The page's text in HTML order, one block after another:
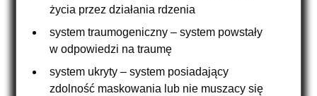
życia przez działania rdzenia
system traumogeniczny – system powstały
w odpowiedzi na traumę
system ukryty – system posiadający
zdolność maskowania lub nie muszacy się